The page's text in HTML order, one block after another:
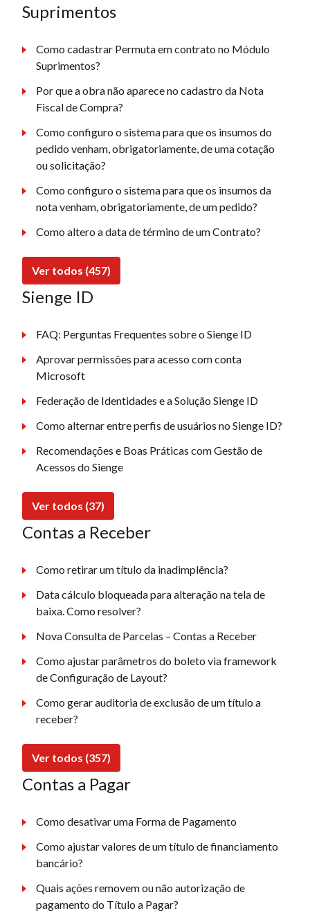
Suprimentos
Como cadastrar Permuta em contrato no Módulo
Suprimentos?
Por que a obra não aparece no cadastro da Nota
Fiscal de Compra?
Como configuro o sistema para que os insumos do
pedido venham, obrigatoriamente, de uma cotação
ou solicitação?
Como configuro o sistema para que os insumos da
nota venham, obrigatoriamente, de um pedido?
Como altero a data de término de um Contrato?
Ver todos (457)
Sienge ID
FAQ: Perguntas Frequentes sobre o Sienge ID
Aprovar permissões para acesso com conta
Microsoft
Federação de Identidades e a Solução Sienge ID
Como alternar entre perfis de usuários no Sienge ID?
Recomendações e Boas Práticas com Gestão de
Acessos do Sienge
Ver todos (37)
Contas a Receber
Como retirar um título da inadimplência?
Data cálculo bloqueada para alteração na tela de
baixa. Como resolver?
Nova Consulta de Parcelas – Contas a Receber
Como ajustar parâmetros do boleto via framework
de Configuração de Layout?
Como gerar auditoria de exclusão de um título a
receber?
Ver todos (357)
Contas a Pagar
Como desativar uma Forma de Pagamento
Como ajustar valores de um título de financiamento
bancário?
Quais ações removem ou não autorização de
pagamento do Título a Pagar?